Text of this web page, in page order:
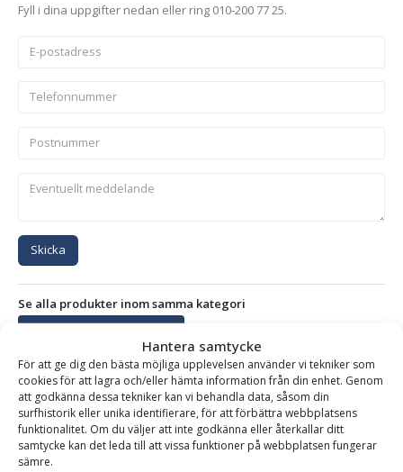
Hantera samtycke
För att ge dig den bästa möjliga upplevelsen använder vi tekniker som
cookies för att lagra och/eller hämta information från din enhet. Genom
att godkänna dessa tekniker kan vi behandla data, såsom din
surfhistorik eller unika identifierare, för att förbättra webbplatsens
funktionalitet. Om du väljer att inte godkänna eller återkallar ditt
samtycke kan det leda till att vissa funktioner på webbplatsen fungerar
sämre.
Fyll i dina uppgifter nedan eller ring 010-200 77 25.
Skicka
Se alla produkter inom samma kategori
Griparmar med Timmergripar
BESKRIVNING
Griparm med timmergrip 0,22 m2 – fäste SMS/Trima &